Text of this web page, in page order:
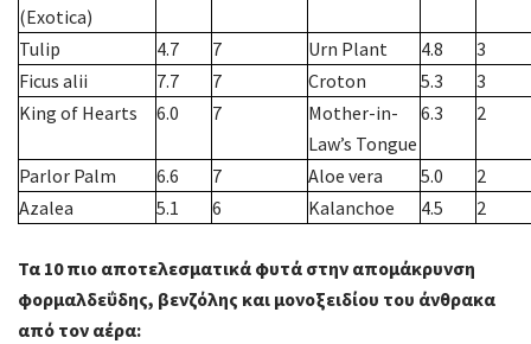
(Exotica)
Tulip 4.7 7 Urn Plant 4.8
3
Ficus alii
7.7 7 Croton 5.3
3
King of Hearts
6.0 7
Mother-in-
Law’s Tongue
6.3 2
Parlor Palm 6.6 7 Aloe vera 5.0
2
Azalea
5.1 6 Kalanchoe 4.5 2
Τα 10 πιο αποτελεσματικά φυτά στην απομάκρυνση
φορμαλδεΰδης, βενζόλης και μονοξειδίου του άνθρακα
από τον αέρα: